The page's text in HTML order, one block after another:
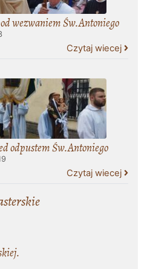
wezwaniem Św.Antoniego
Czytaj wiecej
odpustem Św.Antoniego
Czytaj wiecej